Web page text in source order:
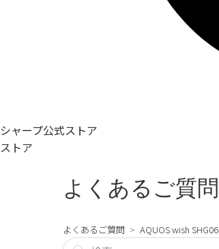
シャープ公式ストア
ストア
よくあるご質問
よくあるご質問 AQUOS wish SHG06